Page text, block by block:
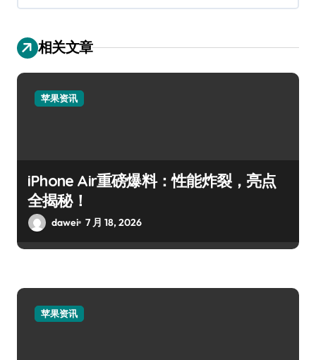
相关文章
苹果资讯
iPhone Air重磅爆料：性能炸裂，亮点
全揭秘！
dawei 7 月 18, 2026
苹果资讯